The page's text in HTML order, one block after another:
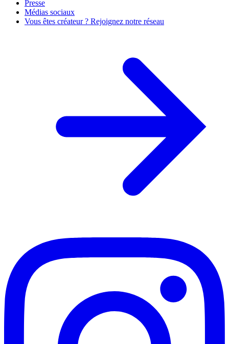
Presse
Médias sociaux
Vous êtes créateur ? Rejoignez notre réseau